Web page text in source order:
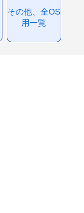
その他、全OS
用一覧